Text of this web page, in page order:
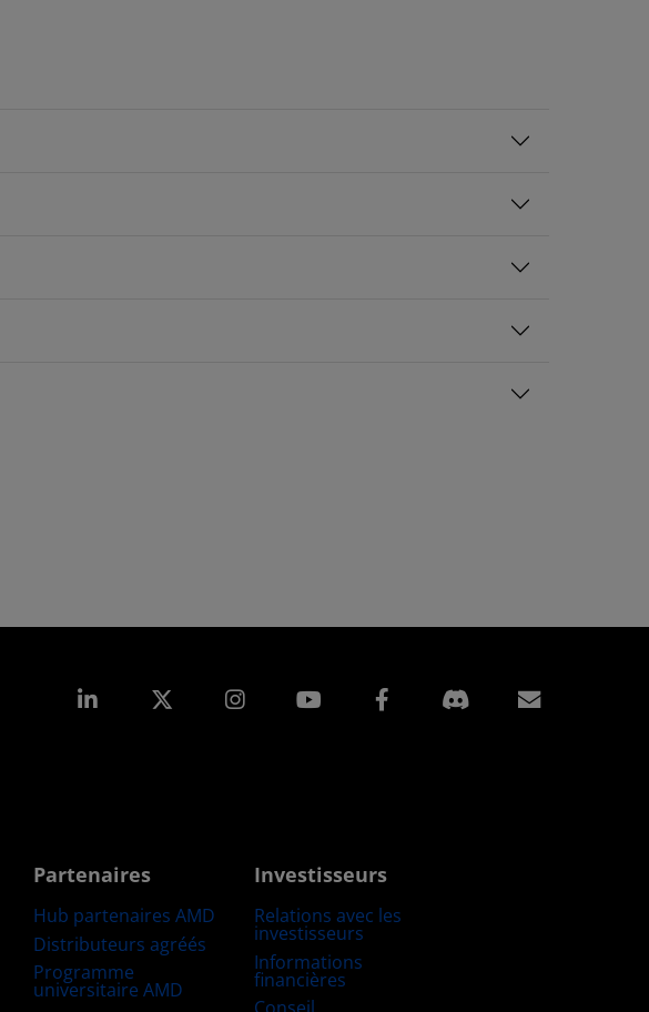
LinkedIn Instagram Facebook
Partenaires
Hub partenaires AMD
Distributeurs agréés
Programme
universitaire AMD
Investisseurs
Relations avec les
investisseurs
Informations
financières